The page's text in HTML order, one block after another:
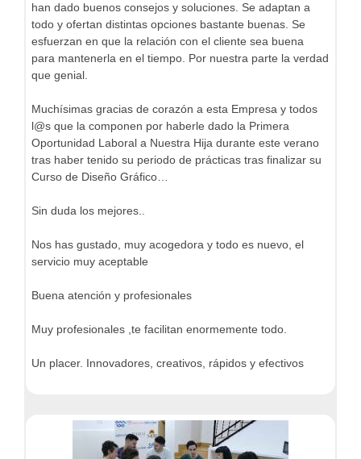
han dado buenos consejos y soluciones. Se adaptan a
todo y ofertan distintas opciones bastante buenas. Se
esfuerzan en que la relación con el cliente sea buena
para mantenerla en el tiempo. Por nuestra parte la verdad
que genial.
Muchísimas gracias de corazón a esta Empresa y todos
l@s que la componen por haberle dado la Primera
Oportunidad Laboral a Nuestra Hija durante este verano
tras haber tenido su periodo de prácticas tras finalizar su
Curso de Diseño Gráfico…
Sin duda los mejores..
Nos has gustado, muy acogedora y todo es nuevo, el
servicio muy aceptable
Buena atención y profesionales
Muy profesionales ,te facilitan enormemente todo.
Un placer. Innovadores, creativos, rápidos y efectivos